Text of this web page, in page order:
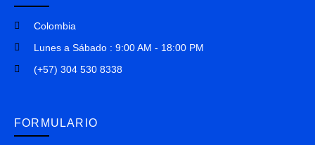
Colombia
Lunes a Sábado : 9:00 AM - 18:00 PM
(+57) 304 530 8338
FORMULARIO